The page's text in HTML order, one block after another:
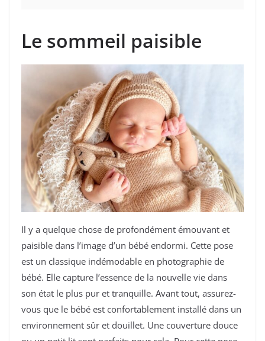
Le sommeil paisible
Il y a quelque chose de profondément émouvant et
paisible dans l’image d’un bébé endormi. Cette pose
est un classique indémodable en photographie de
bébé. Elle capture l’essence de la nouvelle vie dans
son état le plus pur et tranquille. Avant tout, assurez-
vous que le bébé est confortablement installé dans un
environnement sûr et douillet. Une couverture douce